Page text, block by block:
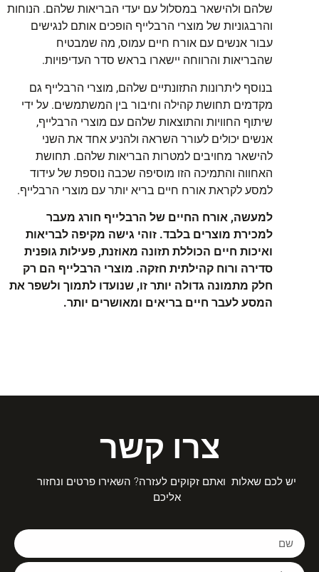
שלהם ולהישאר במסלול עם יעדי הבריאות שלהם. הנוחות
והרבגוניות של מוצרי הרבלייף הופכים אותם לנגישים
עבור אנשים עם אורח חיים עמוס, מה שמבטיח
שהבריאות והרווחה יישארו בראש סדר העדיפויות.
בנוסף ליתרונות התזונתיים שלהם, מוצרי הרבלייף גם
מקדמים תחושת קהילה וחיבור בין המשתמשים. על ידי
שיתוף החוויות והתוצאות שלהם עם מוצרי הרבלייף,
אנשים יכולים לעורר השראה ולהניע אחד את השני
להישאר מחויבים למטרות הבריאות שלהם. תחושת
האחווה והתמיכה הזו מוסיפה שכבה נוספת של עידוד
למסע לקראת אורח חיים בריא יותר עם מוצרי הרבלייף.
למעשה, אורח החיים של הרבלייף חורג מעבר
למכירת מוצרים בלבד. זוהי גישה מקיפה לבריאות
ואיכות חיים הכוללת תזונה מאוזנת, פעילות גופנית
סדירה ורוח קהילתית חזקה. מוצרי הרבלייף הם רק
חלק מתמונה גדולה יותר זו, שנועדו לתמוך ולשפר את
המסע לעבר חיים בריאים ומאושרים יותר.
צרו קשר
יש לכם שאלות ואתם זקוקים לעזרה? השאירו פרטים ונחזור
אליכם